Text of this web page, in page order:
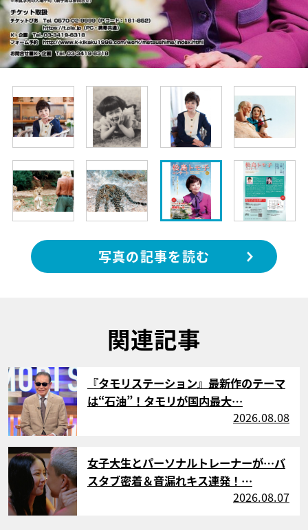
写真の記事を読む
関連記事
サムネイル
『タモリステーション』最新作のテーマ
は“石油”！タモリが国内最大…
2026.08.08
サムネイル
女子大生とパーソナルトレーナーが…バ
スタブ密着＆音漏れキス連発！…
2026.08.07